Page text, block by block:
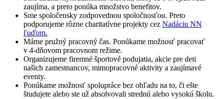
zaujíma, a preto ponúka množstvo benefitov.
Sme spoločensky zodpovednou spoločnosťou. Preto
podporujeme rôzne charitatívne projekty cez Nadáciu NN
ľuďom.
Máme pružný pracovný čas. Ponúkame možnosť pracovať
v 4-dňovom pracovnom režime.
Organizujeme firemné športové podujatia, akcie pre deti
našich zamestnancov, mimopracovné aktivity a zaujímavé
eventy.
Ponúkame možnosť spolupráce bez ohľadu na to, či ešte
študujete alebo ste už absolvovali strednú alebo vysokú školu.